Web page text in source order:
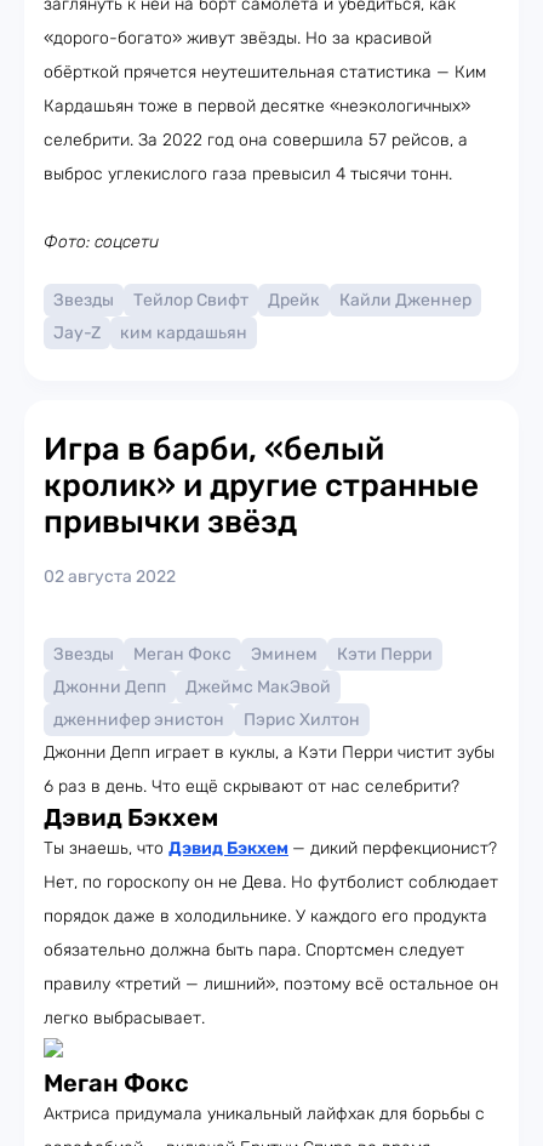
заглянуть к ней на борт самолёта и убедиться, как
«дорого-богато» живут звёзды. Но за красивой
обёрткой прячется неутешительная статистика — Ким
Кардашьян тоже в первой десятке «неэкологичных»
селебрити. За 2022 год она совершила 57 рейсов, а
выброс углекислого газа превысил 4 тысячи тонн.
Фото: соцсети
Звезды Тейлор Свифт Дрейк
Кайли Дженнер
Jay-Z
ким кардашьян
Игра в барби, «белый
кролик» и другие странные
привычки звёзд
02 августа 2022
Звезды Меган Фокс Эминем
Кэти Перри
Джонни Депп
Джеймс МакЭвой
дженнифер энистон
Пэрис Хилтон
Джонни Депп играет в куклы, а Кэти Перри чистит зубы
6 раз в день. Что ещё скрывают от нас селебрити?
Дэвид Бэкхем
Ты знаешь, что Дэвид Бэкхем — дикий перфекционист?
Нет, по гороскопу он не Дева. Но футболист соблюдает
порядок даже в холодильнике. У каждого его продукта
обязательно должна быть пара. Спортсмен следует
правилу «третий — лишний», поэтому всё остальное он
легко выбрасывает.
Меган Фокс
Актриса придумала уникальный лайфхак для борьбы с